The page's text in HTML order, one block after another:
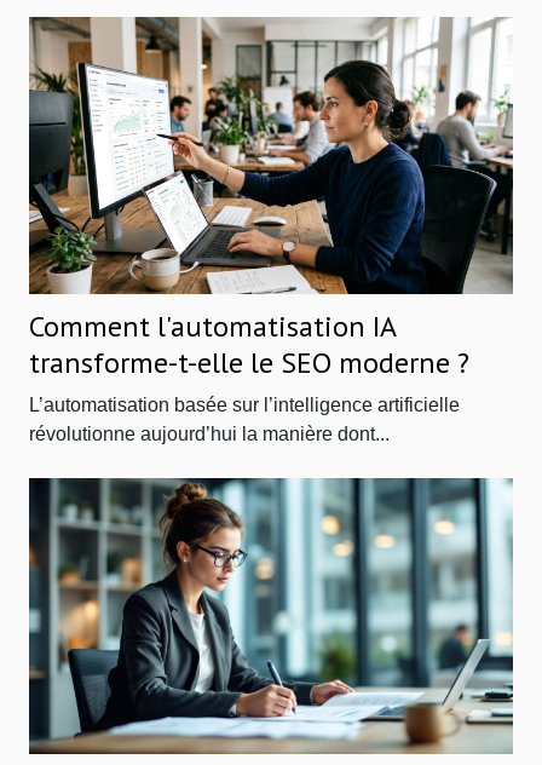
Comment l'automatisation IA
transforme-t-elle le SEO moderne ?
L’automatisation basée sur l’intelligence artificielle
révolutionne aujourd’hui la manière dont...